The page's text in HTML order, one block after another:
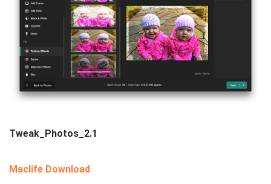
Tweak_Photos_2.1
Maclife Download